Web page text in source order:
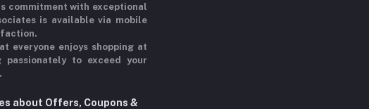
commitment with exceptional
is available via mobile
everyone enjoys shopping at
to exceed your
about Offers, Coupons &